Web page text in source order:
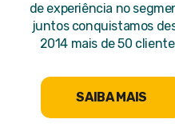
de experiência no
juntos conquistamos
2014 mais de 50
SAIBA MAIS